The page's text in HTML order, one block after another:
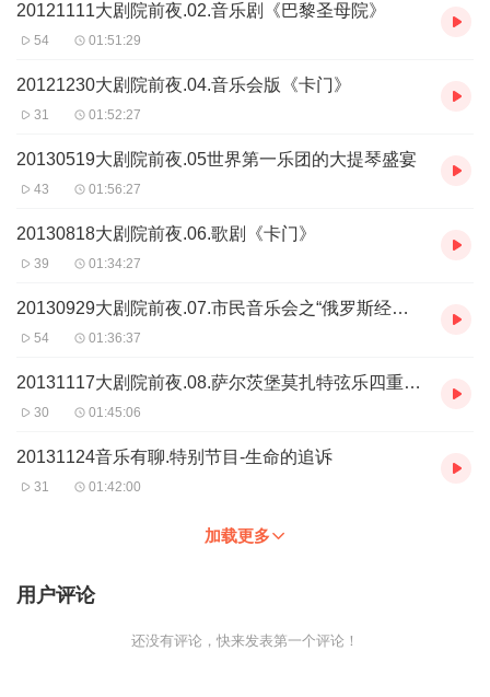
20121111大剧院前夜.02.音乐剧《巴黎圣母院》
54 01:51:29
20121230大剧院前夜.04.音乐会版《卡门》
31 01:52:27
20130519大剧院前夜.05世界第一乐团的大提琴盛宴
43 01:56:27
20130818大剧院前夜.06.歌剧《卡门》
39 01:34:27
20130929大剧院前夜.07.市民音乐会之“俄罗斯经典”钢琴、小提琴
54 01:36:37
20131117大剧院前夜.08.萨尔茨堡莫扎特弦乐四重奏音乐会
30 01:45:06
20131124音乐有聊.特别节目-生命的追诉
31 01:42:00
加载更多
用户评论
还没有评论，快来发表第一个评论！